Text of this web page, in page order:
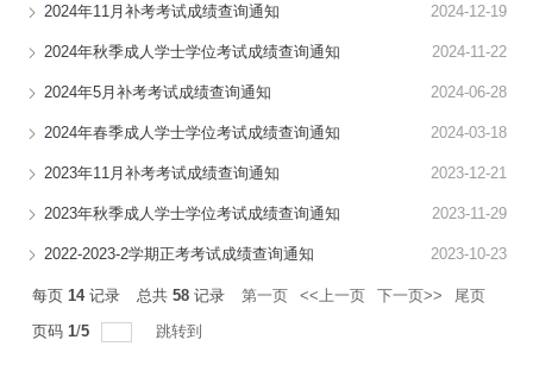
2024年11月补考考试成绩查询通知 2024-12-19
2024年秋季成人学士学位考试成绩查询通知 2024-11-22
2024年5月补考考试成绩查询通知 2024-06-28
2024年春季成人学士学位考试成绩查询通知 2024-03-18
2023年11月补考考试成绩查询通知 2023-12-21
2023年秋季成人学士学位考试成绩查询通知 2023-11-29
2022-2023-2学期正考考试成绩查询通知 2023-10-23
每页 14记录 总共 58 记录 第一页 <<上一页 下一页>>
尾页
页码 1/5 跳转到